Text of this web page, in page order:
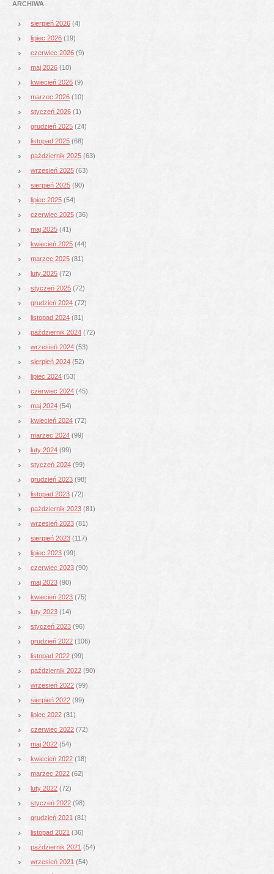
ARCHIWA
sierpień 2026 (4)
lipiec 2026 (19)
czerwiec 2026 (9)
maj 2026 (10)
kwiecień 2026 (9)
marzec 2026 (10)
styczeń 2026 (1)
grudzień 2025 (24)
listopad 2025 (68)
październik 2025 (63)
wrzesień 2025 (63)
sierpień 2025 (90)
lipiec 2025 (54)
czerwiec 2025 (36)
maj 2025 (41)
kwiecień 2025 (44)
marzec 2025 (81)
luty 2025 (72)
styczeń 2025 (72)
grudzień 2024 (72)
listopad 2024 (81)
październik 2024 (72)
wrzesień 2024 (53)
sierpień 2024 (52)
lipiec 2024 (53)
czerwiec 2024 (45)
maj 2024 (54)
kwiecień 2024 (72)
marzec 2024 (99)
luty 2024 (99)
styczeń 2024 (99)
grudzień 2023 (98)
listopad 2023 (72)
październik 2023 (81)
wrzesień 2023 (81)
sierpień 2023 (117)
lipiec 2023 (99)
czerwiec 2023 (90)
maj 2023 (90)
kwiecień 2023 (75)
luty 2023 (14)
styczeń 2023 (96)
grudzień 2022 (106)
listopad 2022 (99)
październik 2022 (90)
wrzesień 2022 (99)
sierpień 2022 (99)
lipiec 2022 (81)
czerwiec 2022 (72)
maj 2022 (54)
kwiecień 2022 (18)
marzec 2022 (62)
luty 2022 (72)
styczeń 2022 (98)
grudzień 2021 (81)
listopad 2021 (36)
październik 2021 (54)
wrzesień 2021 (54)